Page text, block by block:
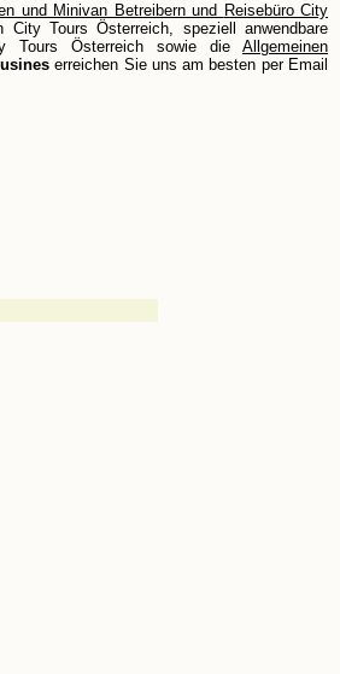
und Minivan Betreibern und Reisebüro City
City Tours Österreich, speziell anwendbare
Österreich sowie dieAllgemeinen
erreichen Sie uns am besten per Email